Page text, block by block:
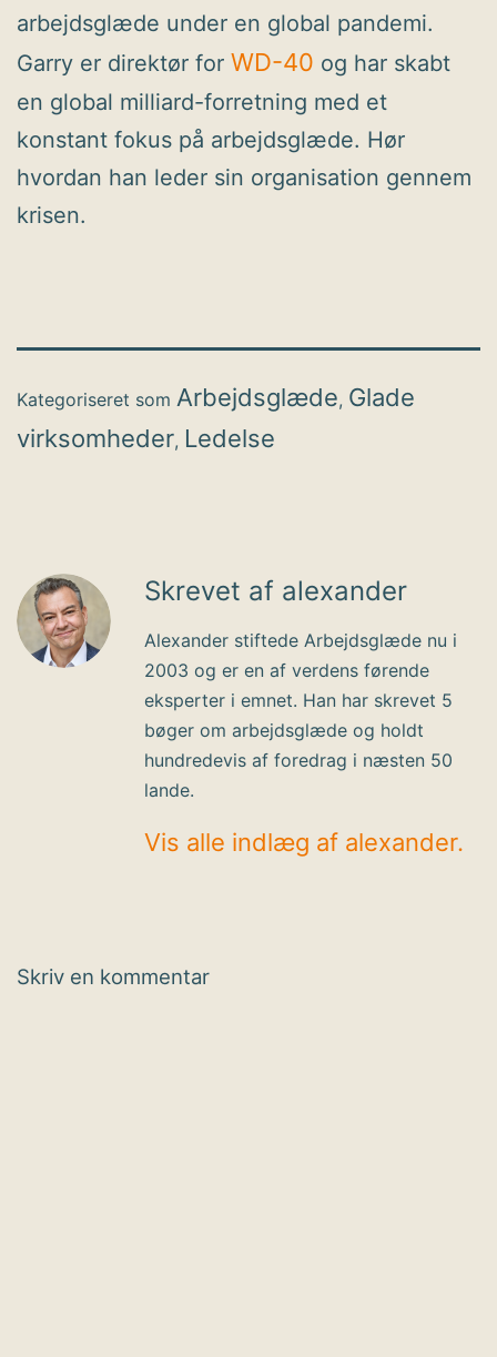
arbejdsglæde under en global pandemi.
Garry er direktør for WD-40 og har skabt
en global milliard-forretning med et
konstant fokus på arbejdsglæde. Hør
hvordan han leder sin organisation gennem
krisen.
Kategoriseret som Arbejdsglæde, Glade
virksomheder, Ledelse
Skrevet af alexander
Alexander stiftede Arbejdsglæde nu i
2003 og er en af verdens førende
eksperter i emnet. Han har skrevet 5
bøger om arbejdsglæde og holdt
hundredevis af foredrag i næsten 50
lande.
Vis alle indlæg af alexander.
Skriv en kommentar